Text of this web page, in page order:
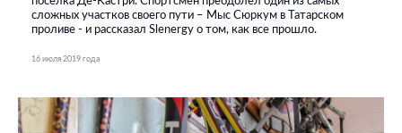
сложных участков своего пути – Мыс Сюркум в Татарском
проливе - и рассказал Slenergy о том, как все прошло.
16 июля 2019 года